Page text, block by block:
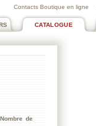
Contacts Boutique en ligne
CATALOGUE
Nombre de